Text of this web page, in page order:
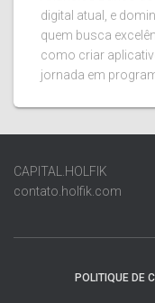
digital atual, e
quem busca
como criar
jornada em
CAPITAL.HOLFIK
contato.holfik.com
POLITIQUE DE